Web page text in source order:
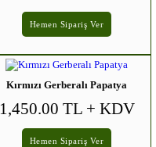
Hemen Sipariş Ver
Kırmızı Gerberalı Papatya
1,450.00 TL + KDV
Hemen Sipariş Ver